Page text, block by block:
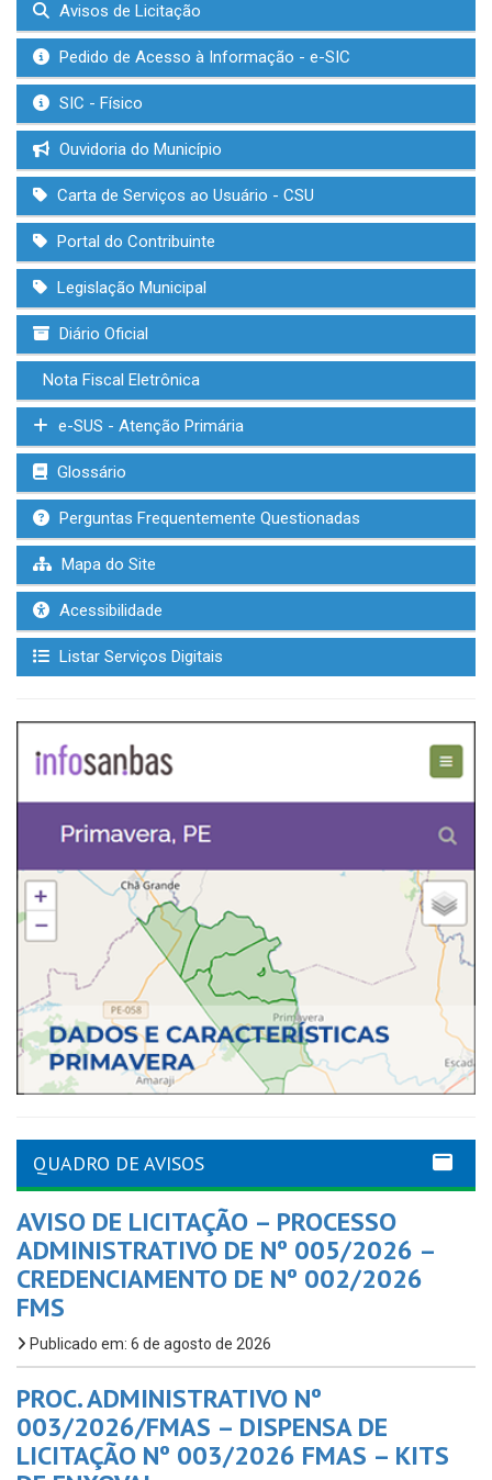
Avisos de Licitação
Pedido de Acesso à Informação - e-SIC
SIC - Físico
Ouvidoria do Município
Carta de Serviços ao Usuário - CSU
Portal do Contribuinte
Legislação Municipal
Diário Oficial
Nota Fiscal Eletrônica
e-SUS - Atenção Primária
Glossário
Perguntas Frequentemente Questionadas
Mapa do Site
Acessibilidade
Listar Serviços Digitais
QUADRO DE AVISOS
AVISO DE LICITAÇÃO – PROCESSO
ADMINISTRATIVO DE Nº 005/2026 –
CREDENCIAMENTO DE Nº 002/2026
FMS
Publicado em: 6 de agosto de 2026
PROC. ADMINISTRATIVO Nº
003/2026/FMAS – DISPENSA DE
LICITAÇÃO Nº 003/2026 FMAS – KITS